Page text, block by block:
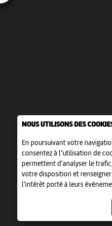
NOUS UTILISONS DES
En poursuivant votre
consentez à l’utilisation de
permettent d'analyser le
votre disposition et renseigner
l'intérêt porté à leurs